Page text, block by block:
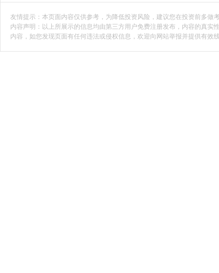
友情提示：本页面内容仅供参考，为降低投资风险，建议您在投资前多
内容声明：以上所展示的信息均由第三方用户免费注册发布，内容的真
内容，如您发现页面有任何违法或侵权信息，欢迎向网站举报并提供有效